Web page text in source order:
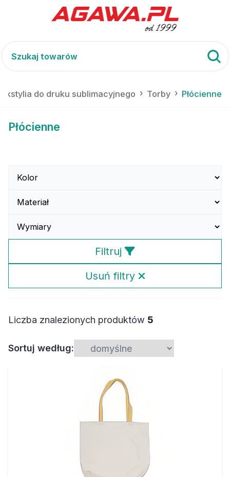
do druku sublimacyjnego Torby Płócienne
Płócienne
Filtruj
Usuń filtry
Liczba znalezionych produktów 5
Sortuj według: